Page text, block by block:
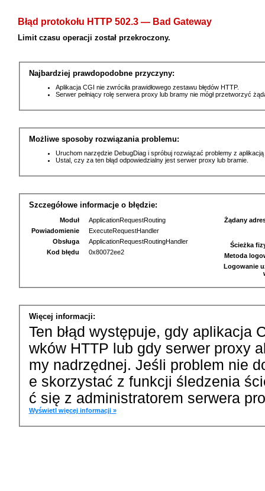
Błąd protokołu HTTP 502.3 — Bad Gateway
Limit czasu operacji został przekroczony.
Najbardziej prawdopodobne przyczyny:
Aplikacja CGI nie zwróciła prawidłowego zestawu błędów HTTP.
Serwer pełniący rolę serwera proxy lub bramy nie mógł przetworzyć
Możliwe sposoby rozwiązania problemu:
Uruchom narzędzie DebugDiag i spróbuj rozwiązać problemy z
Ustal, czy za ten błąd odpowiedzialny jest serwer proxy lub bramie.
Szczegółowe informacje o błędzie:
Moduł
ApplicationRequestRouting
Powiadomienie
ExecuteRequestHandler
Obsługa
ApplicationRequestRoutingHandler
Kod błędu
0x80072ee2
Żądany
Ścieżka
Metoda
Logowanie
Więcej informacji:
Ten błąd występuje, gdy aplikacja
wków HTTP lub gdy serwer proxy
my nadrzędnej. Jeśli problem nie
e skorzystać z funkcji śledzenia
ć się z administratorem serwera
Wyświetl więcej informacji »